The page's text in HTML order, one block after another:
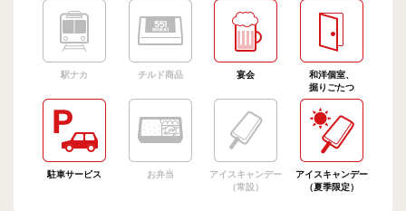
駅ナカ チルド商品 宴会
和洋個室、
掘りごたつ
駐車サービス お弁当
アイスキャンデー
（常設）
アイスキャンデー
（夏季限定）